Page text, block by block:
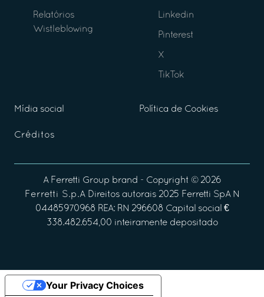
Relatórios
Wistleblowing
Linkedin
Pinterest
X
TikTok
Mídia social Política de Cookies
Créditos
A Ferretti Group brand - Copyright © 2026
Ferretti S.p.A Direitos autorais 2025 Ferretti SpA N
04485970968 REA: RN 296608 Capital social €
338.482.654,00 inteiramente depositado
Your Privacy Choices